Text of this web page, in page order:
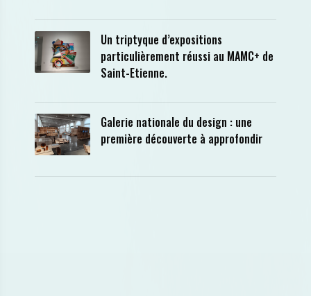
Un triptyque d’expositions
particulièrement réussi au MAMC+ de
Saint-Etienne.
Galerie nationale du design : une
première découverte à approfondir